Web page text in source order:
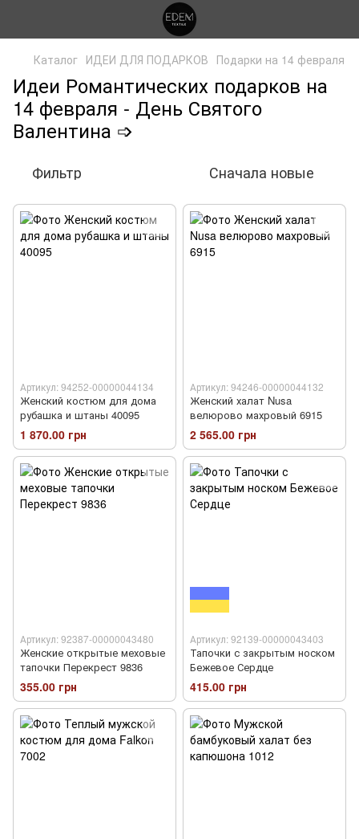
Каталог ИДЕИ ДЛЯ ПОДАРКОВ Подарки на 14 февраля
Идеи Романтических подарков на
14 февраля - День Святого
Валентина ➩
Фильтр Сначала новые
Артикул: 94252-00000044134
Женский костюм для дома
рубашка и штаны 40095
1 870.00 грн
Артикул: 94246-00000044132
Женский халат Nusa
велюрово махровый 6915
2 565.00 грн
Артикул: 92387-00000043480
Женские открытые меховые
тапочки Перекрест 9836
355.00 грн
Артикул: 92139-00000043403
Тапочки с закрытым носком
Бежевое Сердце
415.00 грн